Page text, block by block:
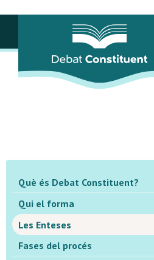
Què és Debat Constituent?
Qui el forma
Les Enteses
Fases del procés